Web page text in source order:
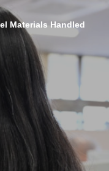
Materials Handled